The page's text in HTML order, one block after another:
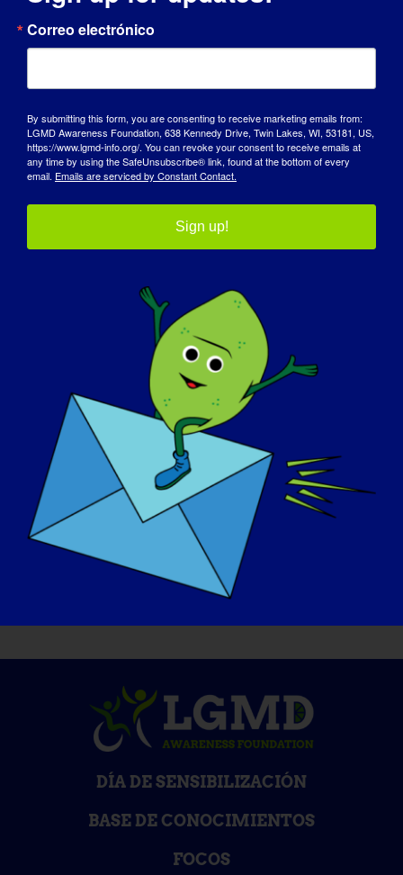
INDIVIDUO CON LGMD: Jill
INDIVIDUO CON LGMD: Lori
INDIVIDUO CON LGMD: Anna
CARGAR MÁS POSTS
DÍA DE SENSIBILIZACIÓN
BASE DE CONOCIMIENTOS
FOCOS
Correo electrónico
By submitting this form, you are consenting to receive marketing emails from:
LGMD Awareness Foundation, 638 Kennedy Drive, Twin Lakes, WI, 53181, US,
https://www.lgmd-info.org/. You can revoke your consent to receive emails at
any time by using the SafeUnsubscribe® link, found at the bottom of every
email. Emails are serviced by Constant Contact.
Sign up!